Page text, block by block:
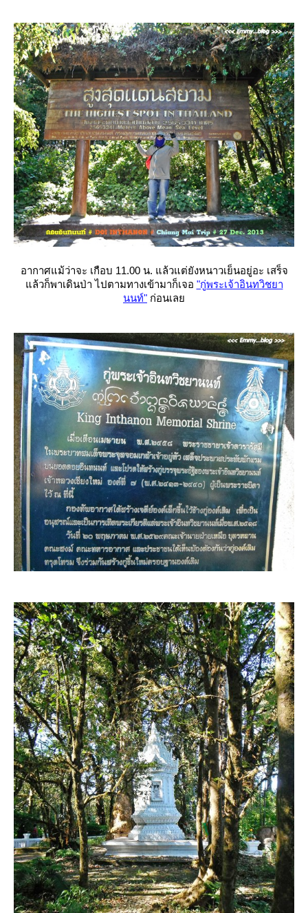
อากาศแม้ว่าจะ เกือบ 11.00 น. แล้วแต่ยังหนาวเย็นอยู่อะ เสร็จ
ล้วก็พาเดินป่า ไปตามทางเข้ามาก็เจอ "กู่พระเจ้าอินทวิชยา
นนท์" ก่อนเล